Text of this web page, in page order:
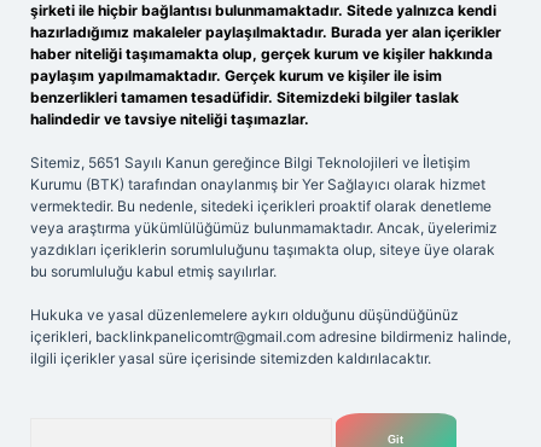
şirketi ile hiçbir bağlantısı bulunmamaktadır. Sitede yalnızca kendi
hazırladığımız makaleler paylaşılmaktadır. Burada yer alan içerikler
haber niteliği taşımamakta olup, gerçek kurum ve kişiler hakkında
paylaşım yapılmamaktadır. Gerçek kurum ve kişiler ile isim
benzerlikleri tamamen tesadüfidir. Sitemizdeki bilgiler taslak
halindedir ve tavsiye niteliği taşımazlar.
Sitemiz, 5651 Sayılı Kanun gereğince Bilgi Teknolojileri ve İletişim
Kurumu (BTK) tarafından onaylanmış bir Yer Sağlayıcı olarak hizmet
vermektedir. Bu nedenle, sitedeki içerikleri proaktif olarak denetleme
veya araştırma yükümlülüğümüz bulunmamaktadır. Ancak, üyelerimiz
yazdıkları içeriklerin sorumluluğunu taşımakta olup, siteye üye olarak
bu sorumluluğu kabul etmiş sayılırlar.
Hukuka ve yasal düzenlemelere aykırı olduğunu düşündüğünüz
içerikleri, backlinkpanelicomtr@gmail.com adresine bildirmeniz halinde,
ilgili içerikler yasal süre içerisinde sitemizden kaldırılacaktır.